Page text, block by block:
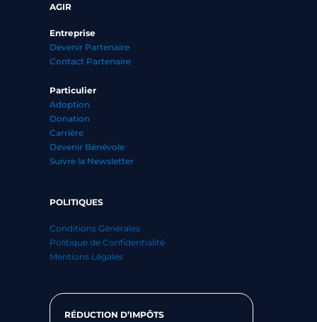
AGIR
Entreprise
Devenir Partenaire
Contact Partenaire
Particulier
Adoption
Donation
Carrière
Devenir Bénévole
Suivre la Newsletter
POLITIQUES
Conditions Générales
Politique de Confidentialité
Mentions Légales
RÉDUCTION D’IMPÔTS